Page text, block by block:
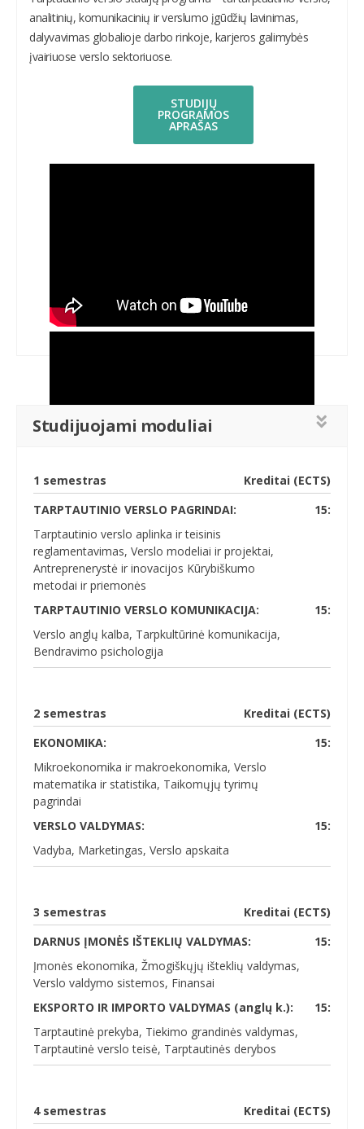
analitinių, komunikacinių ir verslumo įgūdžių lavinimas,
dalyvavimas globalioje darbo rinkoje, karjeros galimybės
įvairiuose verslo sektoriuose.
STUDIJŲ
PROGRAMOS
APRAŠAS
Studijuojami moduliai
1 semestras
Kreditai (ECTS)
TARPTAUTINIO VERSLO PAGRINDAI:
15:
Tarptautinio verslo aplinka ir teisinis
reglamentavimas, Verslo modeliai ir projektai,
Antreprenerystė ir inovacijos Kūrybiškumo
metodai ir priemonės
TARPTAUTINIO VERSLO KOMUNIKACIJA:
15:
Verslo anglų kalba, Tarpkultūrinė komunikacija,
Bendravimo psichologija
2 semestras
Kreditai (ECTS)
EKONOMIKA:
15:
Mikroekonomika ir makroekonomika, Verslo
matematika ir statistika, Taikomųjų tyrimų
pagrindai
VERSLO VALDYMAS:
15:
Vadyba, Marketingas, Verslo apskaita
3 semestras
Kreditai (ECTS)
DARNUS ĮMONĖS IŠTEKLIŲ VALDYMAS:
15:
Įmonės ekonomika, Žmogiškųjų išteklių valdymas,
Verslo valdymo sistemos, Finansai
EKSPORTO IR IMPORTO VALDYMAS (anglų k.):
15:
Tarptautinė prekyba, Tiekimo grandinės valdymas,
Tarptautinė verslo teisė, Tarptautinės derybos
4 semestras
Kreditai (ECTS)